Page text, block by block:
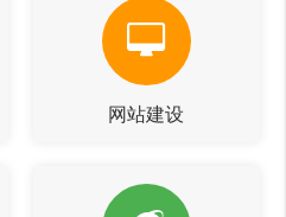
网站建设